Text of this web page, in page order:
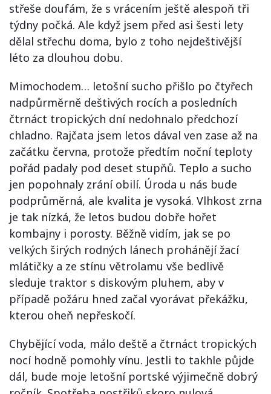
střeše doufám, že s vrácením ještě alespoň tři
týdny počká. Ale když jsem před asi šesti lety
dělal střechu doma, bylo z toho nejdeštivější
léto za dlouhou dobu.
Mimochodem… letošní sucho přišlo po čtyřech
nadpůrměrně deštivých rocích a posledních
čtrnáct tropických dní nedohnalo předchozí
chladno. Rajčata jsem letos dával ven zase až na
začátku června, protože předtím noční teploty
pořád padaly pod deset stupňů. Teplo a sucho
jen popohnaly zrání obilí. Úroda u nás bude
podprůměrná, ale kvalita je vysoká. Vlhkost zrna
je tak nízká, že letos budou dobře hořet
kombajny i porosty. Běžně vidím, jak se po
velkých širých rodných lánech prohánějí žací
mlátičky a ze stínu větrolamu vše bedlivě
sleduje traktor s diskovým pluhem, aby v
případě požáru hned začal vyorávat překážku,
kterou oheň nepřeskočí.
Chybějící voda, málo deště a čtrnáct tropických
nocí hodně pomohly vínu. Jestli to takhle půjde
dál, bude moje letošní portské výjimečně dobrý